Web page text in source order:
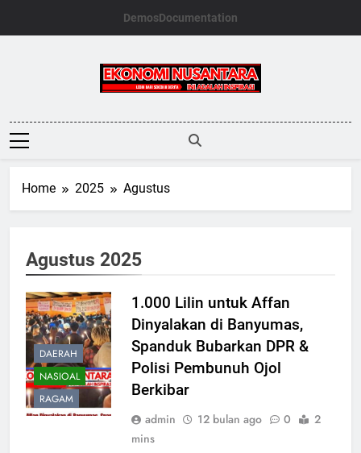
DemosDocumentation
Ekonomi
Nusantara
Home 2025 Agustus
Agustus 2025
DAERAH
NASIOAL
RAGAM
1.000 Lilin untuk Affan
Dinyalakan di Banyumas,
Spanduk Bubarkan DPR &
Polisi Pembunuh Ojol
Berkibar
admin 12 bulan ago 0
2
mins